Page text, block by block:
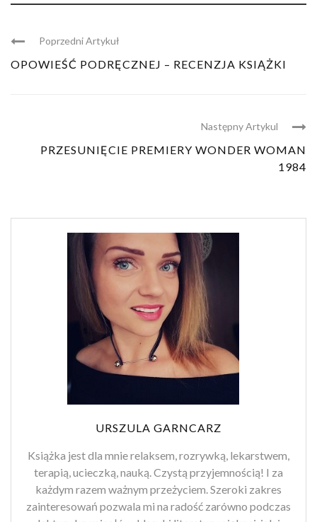
Poprzedni Artykuł
OPOWIEŚĆ PODRĘCZNEJ – RECENZJA KSIĄŻKI
Następny Artykul
PRZESUNIĘCIE PREMIERY WONDER WOMAN
1984
URSZULA GARNCARZ
Książka jest dla mnie relaksem, rozrywką, lekarstwem,
terapią, ucieczką, nauką. Czystą przyjemnością! I za
każdym razem ważnym przeżyciem. Szeroki zakres
zainteresowań pozwala mi na radość zarówno podczas